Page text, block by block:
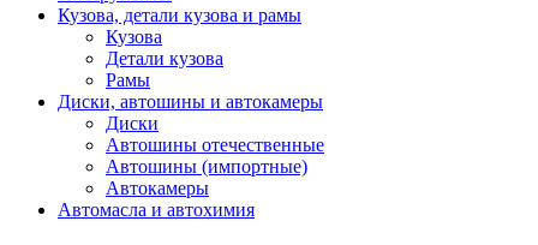
Кузова, детали кузова и рамы
Кузова
Детали кузова
Рамы
Диски, автошины и автокамеры
Диски
Автошины отечественные
Автошины (импортные)
Автокамеры
Автомасла и автохимия